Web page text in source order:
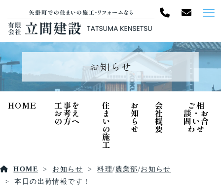
お知らせ
HOME 工事を
お考え
の方へ
住
ま
い
の
施
工
お
知
ら
せ
会
社
概
要
ご相
談・お
問い合
わせ
HOME お知らせ 料理/ 農業部/お知らせ
本日の出荷情報です！